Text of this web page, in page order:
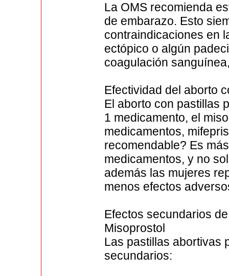
La OMS recomienda
de embarazo. Esto
contraindicaciones en
ectópico o algún
coagulación
Efectividad del aborto
El aborto con pastillas
1 medicamento, el
medicamentos,
recomendable? Es
medicamentos, y no
además las mujeres
menos efectos
Efectos secundarios
Misoprostol
Las pastillas abortivas
secundarios: